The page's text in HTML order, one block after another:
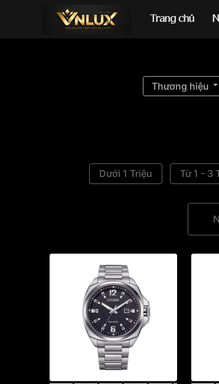
Trang chủ
Thương hiệu
Dưới 1 Triệu Từ 1 - 3